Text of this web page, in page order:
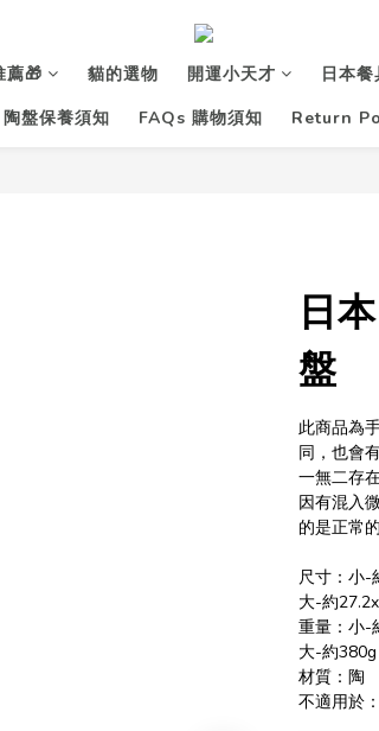
薦🎁 貓的選物 開運小天才 日本
陶盤保養須知 FAQs 購物須知 Return
日
盤
此商品為
同，也會
一無二存
因有混入
的是正常
尺寸：小-
大-約
重量：小-
大-約380g
材質：陶
不適用於